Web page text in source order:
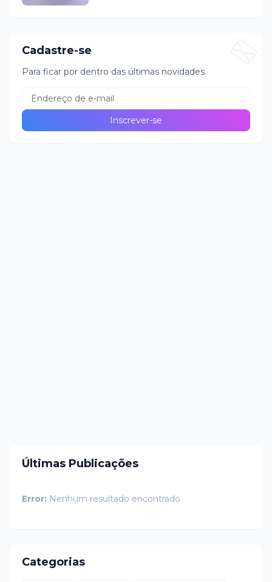
Cadastre-se
Para ficar por dentro das últimas novidades.
Últimas Publicações
Error: Nenhum resultado encontrado
Categorias